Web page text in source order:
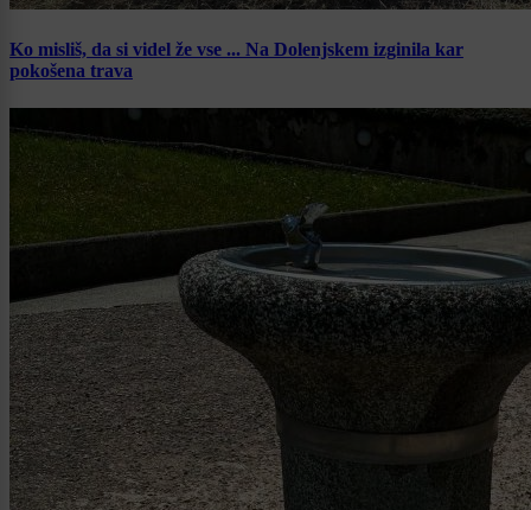
Ko misliš, da si videl že vse ... Na Dolenjskem izginila kar
pokošena trava